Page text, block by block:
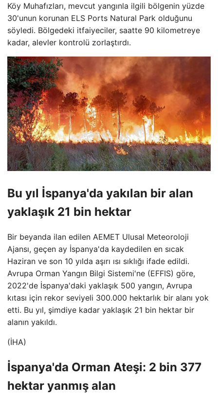
Köy Muhafızları, mevcut yangınla ilgili bölgenin yüzde
30'unun korunan ELS Ports Natural Park olduğunu
söyledi. Bölgedeki itfaiyeciler, saatte 90 kilometreye
kadar, alevler kontrolü zorlaştırdı.
Bu yıl İspanya'da yakılan bir alan
yaklaşık 21 bin hektar
Bir beyanda ilan edilen AEMET Ulusal Meteoroloji
Ajansı, geçen ay İspanya'da kaydedilen en sıcak
Haziran ve son 10 yılda aşırı ısı sıklığı ifade edildi.
Avrupa Orman Yangın Bilgi Sistemi'ne (EFFIS) göre,
2022'de İspanya'daki yaklaşık 500 yangın, Avrupa
kıtası için rekor seviyeli 300.000 hektarlık bir alanı yok
etti. Bu yıl, şimdiye kadar yaklaşık 21 bin hektar bir
alanın yakıldı.
(İHA)
İspanya'da Orman Ateşi: 2 bin 377
hektar yanmış alan